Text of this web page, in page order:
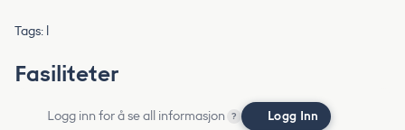
Tags: l
Fasiliteter
Logg inn for å se all informasjon ? Logg Inn